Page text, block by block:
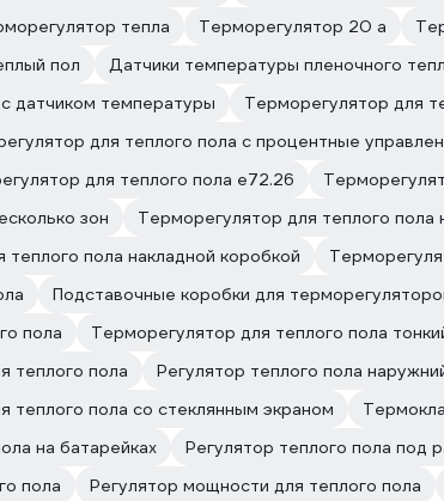
тепла Терморегулятор 20 а
пол
Датчики температуры пленочного
датчиком температуры
Терморегулятор для
для теплого пола с процентные
для теплого пола е72.26
зон
Терморегулятор для теплого пола
пола накладной коробкой
Подставочные коробки для
пола Терморегулятор для теплого пола
теплого пола
Регулятор теплого пола
теплого пола со стеклянным экраном
на батарейках
Регулятор теплого пола под
пола Регулятор мощности для теплого пола